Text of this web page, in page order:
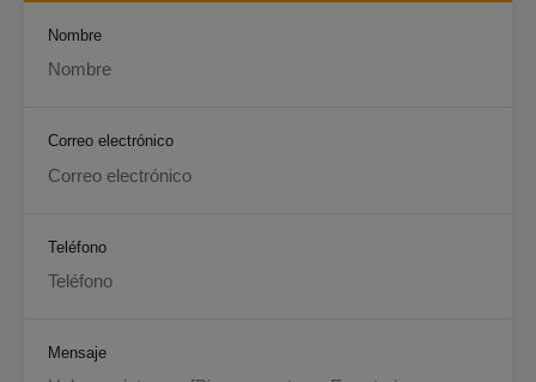
Nombre
Correo electrónico
Teléfono
Mensaje